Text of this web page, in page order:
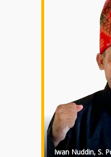
Iwan Nuddin, S.